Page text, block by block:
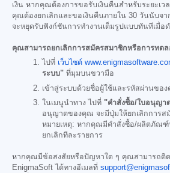
เงิน หากคุณต้องการขอรับเงินคืนสำหรับระยะเ
คุณต้องยกเลิกและขอเงินคืนภายใน 30 วันนับจ
จะหยุดรับฟังก์ชันการทำงานเต็มรูปแบบทันทีเมื่อ
คุณสามารถยกเลิกการสมัครสมาชิกหรือการทดล
ไปที่ เว็บไซต์
ระบบ" ที่มุมบนขวามือ
เข้าสู่ระบบด้วยชื่อผู้ใช้และรหัสผ่านขอ
ในเมนูนำทาง ไปที่ "คำสั่งซื้อ/ใบอนุญา
อนุญาตของคุณ จะมีปุ่มให้ยกเลิกการส
หมายเหตุ: หากคุณมีคำสั่งซื้อ/ผลิตภัณฑ์
ยกเลิกทีละรายการ
หากคุณมีข้อสงสัยหรือปัญหาใด ๆ คุณสามารถติ
EnigmaSoft ได้ทางอีเมลที่